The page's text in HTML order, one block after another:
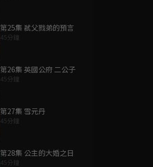
第25集 弒父戮弟的預言
45分鐘
第26集 英國公府 二公子
45分鐘
第27集 雪元丹
45分鐘
第28集 公主的大婚之日
45分鐘